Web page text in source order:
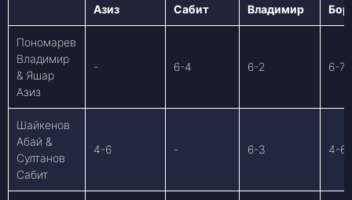
Азиз
Сабит
Владимир
Пономарев
Владимир
& Яшар
Азиз
- 6-4 6-2 6-7
Шайкенов
Абай &
Султанов
Сабит
4-6 - 6-3 4-6